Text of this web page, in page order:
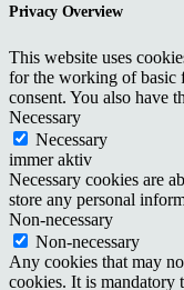
Privacy Overview
This website uses
for the working of basic
consent. You also have
Necessary
Necessary
immer aktiv
Necessary cookies are
store any personal
Non-necessary
Non-necessary
Any cookies that may
cookies. It is mandatory